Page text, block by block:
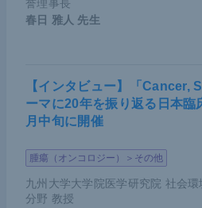
誉理事長
春日 雅人 先生
【インタビュー】「Cancer,
ーマに20年を振り返る日本臨
月中旬に開催
腫瘍（オンコロジー）＞その他
九州大学大学院医学研究院 社会
分野 教授